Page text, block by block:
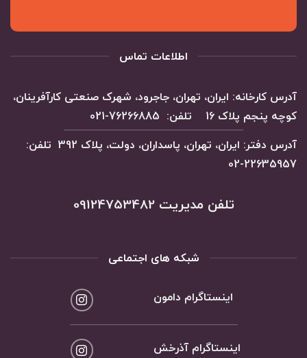
اطلاعات تماس
آدرس کارخانه: ایران، تهران، جاجرود، شهرک صنعتی کارآفرینان،
کوچه پنجم پلاک 16 تلفن: 76266885-021
آدرس دفتر: ایران، تهران، پاسداران، دولت، پلاک 392 تلفن:
22635957-02
تلفن مدیریت 09124753482
شبکه های اجتماعی
اینستاگرام دامون
اینستاگرام آذرخش